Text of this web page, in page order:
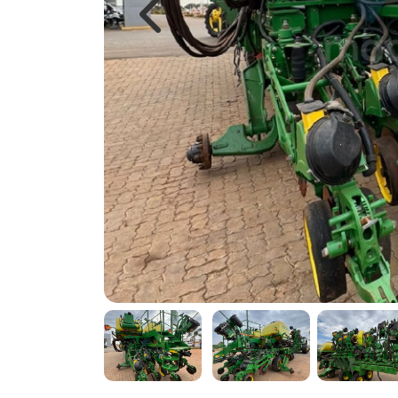
Previous